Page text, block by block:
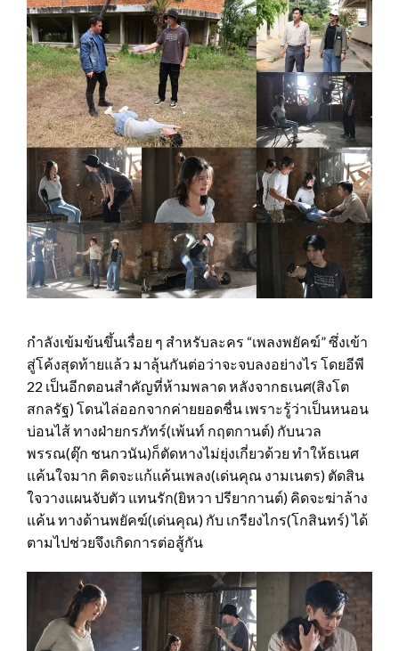
กำลังเข้มข้นขึ้นเรื่อย ๆ สำหรับละคร “เพลงพยัคฆ์” ซึ่งเข้า
สู่โค้งสุดท้ายแล้ว มาลุ้นกันต่อว่าจะจบลงอย่างไร โดยอีพี
22 เป็นอีกตอนสำคัญที่ห้ามพลาด หลังจากธเนศ(สิงโต
สกลรัฐ) โดนไล่ออกจากค่ายยอดชื่น เพราะรู้ว่าเป็นหนอน
บ่อนไส้ ทางฝ่ายกรภัทร์(เพ้นท์ กฤตกานต์) กับนวล
พรรณ(ตุ๊ก ชนกวนัน)ก็ตัดหางไม่ยุ่งเกี่ยวด้วย ทำให้ธเนศ
แค้นใจมาก คิดจะแก้แค้นเพลง(เด่นคุณ งามเนตร) ตัดสิน
ใจวางแผนจับตัว แทนรัก(ยิหวา ปรียากานต์) คิดจะฆ่าล้าง
แค้น ทางด้านพยัคฆ์(เด่นคุณ) กับ เกรียงไกร(โกสินทร์) ได้
ตามไปช่วยจึงเกิดการต่อสู้กัน